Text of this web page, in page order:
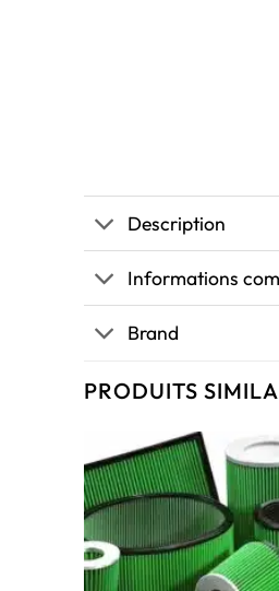
Description
Informations
Brand
PRODUITS